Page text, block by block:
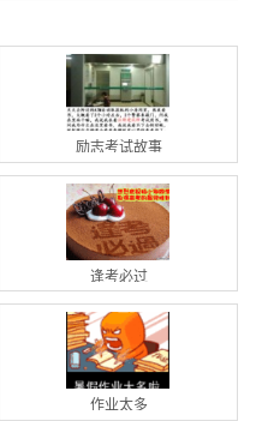
励志考试故事
逢考必过
作业太多